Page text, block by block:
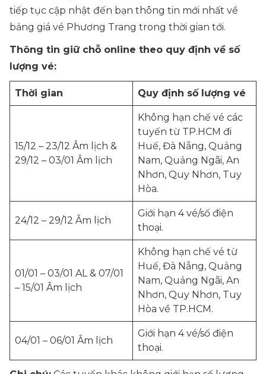
tiếp tục cập nhật đến bạn thông tin mới nhất về
bảng giá vé Phương Trang trong thời gian tới.
Thông tin giữ chỗ online theo quy định về số
lượng vé:
Thời gian Quy định số lượng vé
15/12 – 23/12 Âm lịch &
29/12 – 03/01 Âm lịch
Không hạn chế vé các
tuyến từ TP.HCM đi
Huế, Đà Nẵng, Quảng
Nam, Quảng Ngãi, An
Nhơn, Quy Nhơn, Tuy
Hòa.
24/12 – 29/12 Âm lịch
Giới hạn 4 vé/số điện
thoại.
01/01 – 03/01 AL & 07/01
– 15/01 Âm lịch
Không hạn chế vé từ
Huế, Đà Nẵng, Quảng
Nam, Quảng Ngãi, An
Nhơn, Quy Nhơn, Tuy
Hòa về TP.HCM.
04/01 – 06/01 Âm lịch
Giới hạn 4 vé/số điện
thoại.